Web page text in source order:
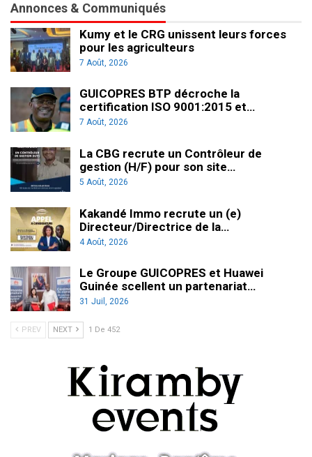
Annonces & Communiqués
Kumy et le CRG unissent leurs forces
pour les agriculteurs
7 Août, 2026
GUICOPRES BTP décroche la
certification ISO 9001:2015 et…
7 Août, 2026
La CBG recrute un Contrôleur de
gestion (H/F) pour son site…
5 Août, 2026
Kakandé Immo recrute un (e)
Directeur/Directrice de la…
4 Août, 2026
Le Groupe GUICOPRES et Huawei
Guinée scellent un partenariat…
31 Juil, 2026
PREV NEXT 1 De 452